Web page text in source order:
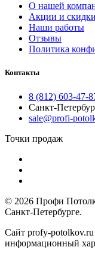
О нашей
Акции и скидки
Наши работы
Отзывы
Политика
Контакты
8 (812) 603-47-
Cанкт-
sale@profi-
Точки продаж
© 2026 Профи
Санкт-Петербурге.
Сайт profy-
информационный